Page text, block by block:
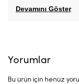
Devamını Göster
Yorumlar
Bu ürün için henüz